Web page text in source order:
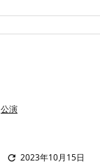
公演
 2023年10月15日